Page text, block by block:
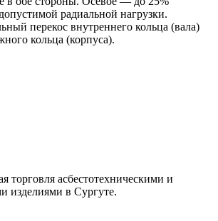
радиальной нагрузки.
перекос внутреннего кольца (вала)
кольца (корпуса).
торговля асбестотехническими и
изделиями в Сургуте.